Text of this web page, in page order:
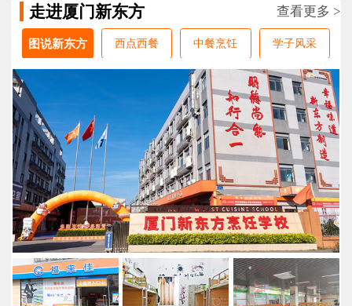
走进厦门新东方 查看更多 >
图说新东方 西点西餐 中餐烹饪 学子风采